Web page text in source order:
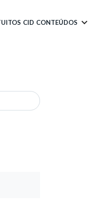
CID CONTEÚDOS